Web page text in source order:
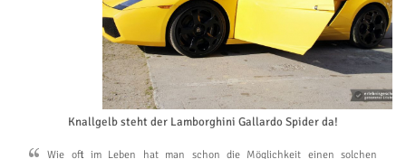
Knallgelb steht der Lamborghini Gallardo Spider da!
Wie oft im Leben hat man schon die Möglichkeit einen solchen